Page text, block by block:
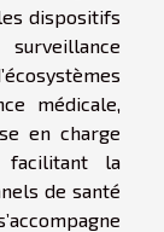
dispositifs
médicale,
en charge
facilitant la
de santé